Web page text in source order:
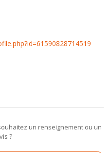
un renseignement ou un
?